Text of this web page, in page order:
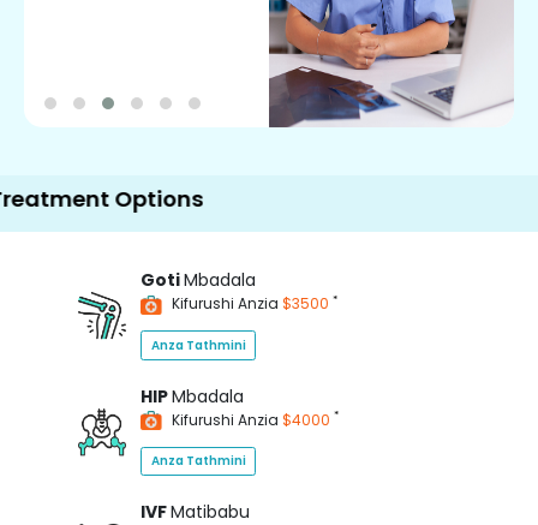
Options
GotiMbadala
Kifurushi Anzia $3500 *
Anza Tathmini
HIPMbadala
Kifurushi Anzia $4000 *
Anza Tathmini
IVFMatibabu